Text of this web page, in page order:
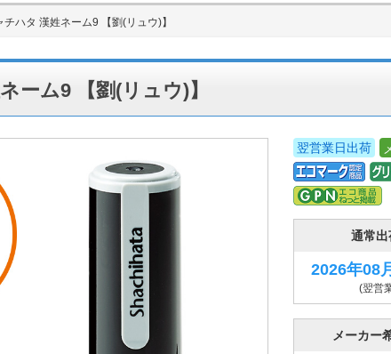
チハタ 漢姓ネーム9 【劉(リュウ)】
ーム9 【劉(リュウ)】
翌営業日出荷
通常出
2026年08
(翌営
メーカー